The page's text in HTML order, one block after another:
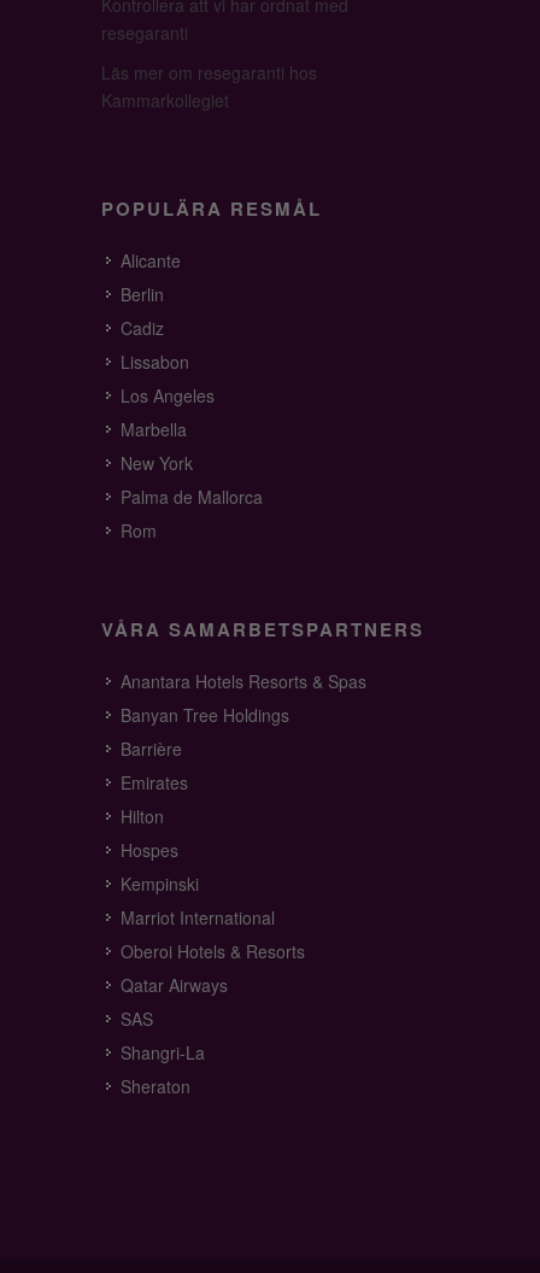
Kontrollera att vi har ordnat med
resegaranti
Läs mer om resegaranti hos
Kammarkollegiet
POPULÄRA RESMÅL
Alicante
Berlin
Cadiz
Lissabon
Los Angeles
Marbella
New York
Palma de Mallorca
Rom
VÅRA SAMARBETSPARTNERS
Anantara Hotels Resorts & Spas
Banyan Tree Holdings
Barrière
Emirates
Hilton
Hospes
Kempinski
Marriot International
Oberoi Hotels & Resorts
Qatar Airways
SAS
Shangri-La
Sheraton